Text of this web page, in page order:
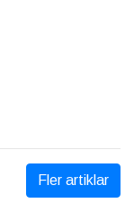
Fler artiklar